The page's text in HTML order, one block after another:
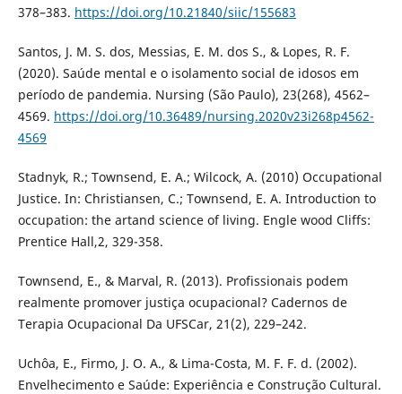
378–383. https://doi.org/10.21840/siic/155683
Santos, J. M. S. dos, Messias, E. M. dos S., & Lopes, R. F.
(2020). Saúde mental e o isolamento social de idosos em
período de pandemia. Nursing (São Paulo), 23(268), 4562–
4569. https://doi.org/10.36489/nursing.2020v23i268p4562-
4569
Stadnyk, R.; Townsend, E. A.; Wilcock, A. (2010) Occupational
Justice. In: Christiansen, C.; Townsend, E. A. Introduction to
occupation: the artand science of living. Engle wood Cliffs:
Prentice Hall,2, 329-358.
Townsend, E., & Marval, R. (2013). Profissionais podem
realmente promover justiça ocupacional? Cadernos de
Terapia Ocupacional Da UFSCar, 21(2), 229–242.
Uchôa, E., Firmo, J. O. A., & Lima-Costa, M. F. F. d. (2002).
Envelhecimento e Saúde: Experiência e Construção Cultural.